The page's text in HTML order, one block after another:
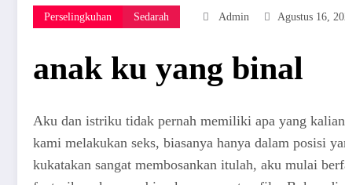
Perselingkuhan Sedarah Admin Agustus 16,
anak ku yang binal
Aku dan istriku tidak pernah memiliki apa yang
kami melakukan seks, biasanya hanya dalam posisi
kukatakan sangat membosankan itulah, aku mulai